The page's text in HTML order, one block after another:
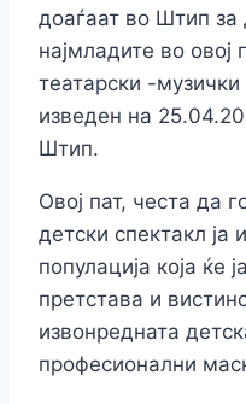
доаѓаат во Штип
најмладите во овој
театарски -
изведен на
Штип.
Овој пат, честа да
детски спектакл
популација која ќе
претстава и
извонредната
професионални